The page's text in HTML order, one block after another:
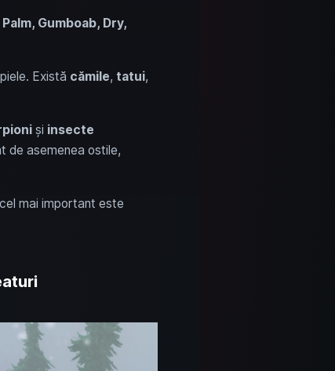
Palm, Gumboab, Dry,
Există cămile, tatui,
și insecte
de asemenea ostile,
mai important este